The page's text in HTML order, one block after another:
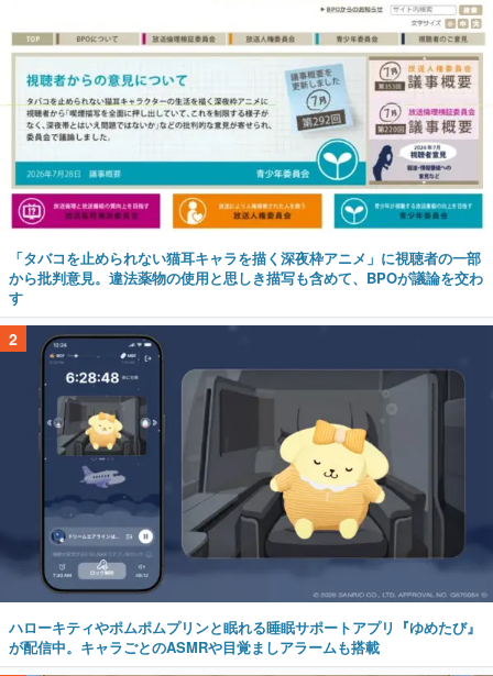
「タバコを止められない猫耳キャラを描く深夜枠アニメ」に視聴者の一部
から批判意見。違法薬物の使用と思しき描写も含めて、BPOが議論を交わ
す
2
ハローキティやポムポムプリンと眠れる睡眠サポートアプリ『ゆめたび』
が配信中。キャラごとのASMRや目覚ましアラームも搭載